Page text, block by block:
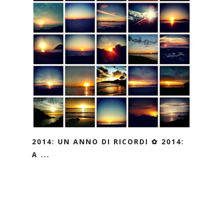
2014: UN ANNO DI RICORDI ✿ 2014:
A ...